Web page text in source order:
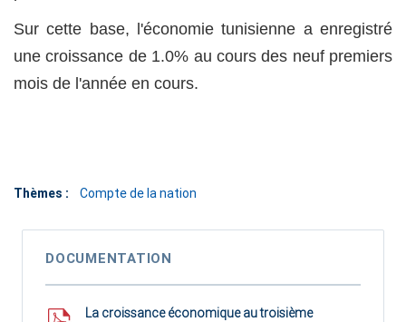
Sur cette base, l'économie tunisienne a enregistré
une croissance de 1.0% au cours des neuf premiers
mois de l'année en cours.
Thèmes : Compte de la nation
DOCUMENTATION
La croissance économique au troisième